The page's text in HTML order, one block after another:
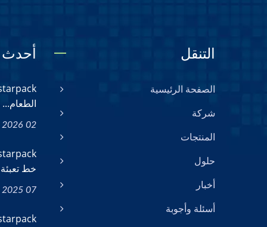
أحدث
الطعام...
02 Jun, 2026
خط
07 Oct, 2025
التنقل
الصفحة الرئيسية
شركة
المنتجات
حلول
أخبار
أسئلة وأجوبة